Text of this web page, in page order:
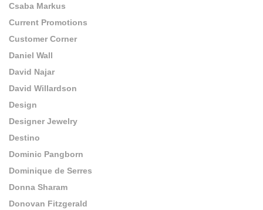
Csaba Markus
Current Promotions
Customer Corner
Daniel Wall
David Najar
David Willardson
Design
Designer Jewelry
Destino
Dominic Pangborn
Dominique de Serres
Donna Sharam
Donovan Fitzgerald